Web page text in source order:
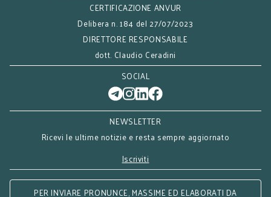
CERTIFICAZIONE ANVUR
Delibera n. 184 del 27/07/2023
DIRETTORE RESPONSABILE
dott. Claudio Ceradini
SOCIAL
NEWSLETTER
Ricevi le ultime notizie e resta sempre aggiornato
Iscriviti
PER INVIARE PRONUNCE, MASSIME ED ELABORATI DA